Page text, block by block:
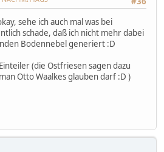
sehe ich auch mal was bei
schade, daß ich nicht mehr dabei
Bodennebel generiert :D
(die Ostfriesen sagen dazu
Otto Waalkes glauben darf :D )